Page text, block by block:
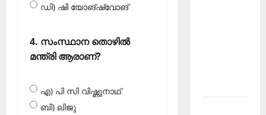
ഡി) ഷി യോങ്‌ഷ്വോങ്
4. സംസ്ഥാന തൊഴില്‍
മന്ത്രി ആരാണ്?
എ) പി സി വിഷ്ണുനാഥ്
ബി) ലിജു